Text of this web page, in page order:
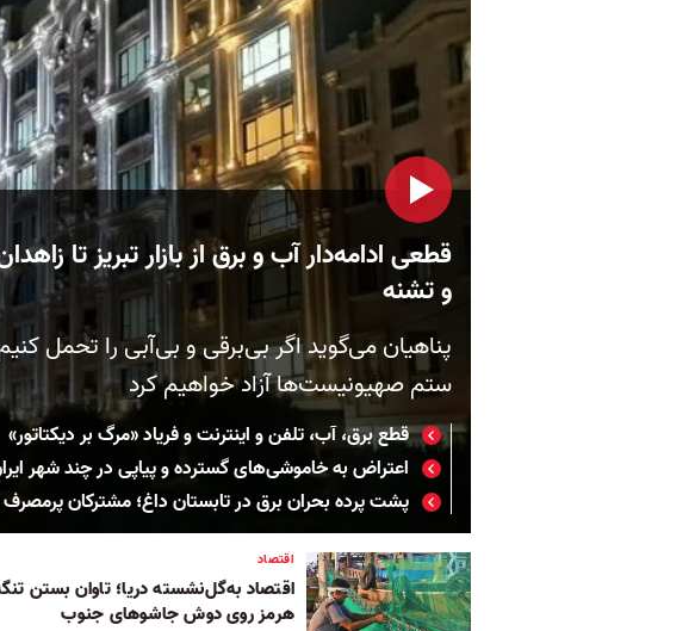
قطعی ادامه‌دار آب و برق از بازار تبریز تا
و تشنه
پناهیان می‌گوید اگر بی‌برقی و بی‌آبی را تحمل
ستم صهیونیست‌ها آزاد خواهیم کرد
قطع برق، آب، تلفن و اینترنت و فریاد «مرگ بر دیکتاتور»
اعتراض به خاموشی‌های گسترده و پیاپی در چند شهر
پشت پرده بحران برق در تابستان داغ؛ مشترکان
اقتصاد
اقتصاد به‌گل‌‌نشسته دریا؛ تاوان‌ بستن
هرمز روی دوش جاشوهای جنوب